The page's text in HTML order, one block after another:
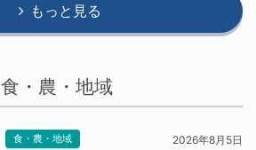
もっと見る
食・農・地域
食・農・地域 2026年8月5日